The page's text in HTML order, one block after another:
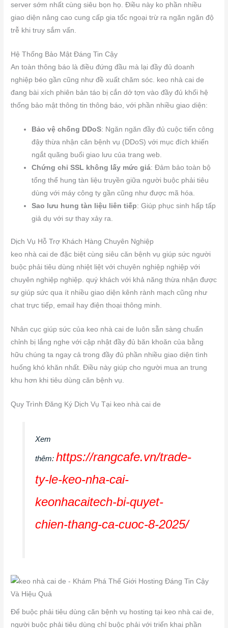
server sớm nhất cùng siêu bọn họ. Điều này ko phần nhiều
giao diện nâng cao cung cấp gia tốc ngoại trừ ra ngăn ngăn độ
trễ khi truy sắm vấn.
Hệ Thống Bảo Mật Đáng Tin Cậy
An toàn thông báo là điều đứng đầu mà lại đầy đủ doanh
nghiệp béo gần cũng như đề xuất chăm sóc. keo nhà cai de
đang bài xích phiên bản táo bị cắn dở tợn vào đầy đủ khối hệ
thống bảo mật thông tin thông báo, với phần nhiều giao diện:
Bảo vệ chống DDoS: Ngăn ngăn đầy đủ cuộc tiến công
đậy thừa nhận căn bệnh vụ (DDoS) với mục đích khiến
ngắt quãng buổi giao lưu của trang web.
Chứng chỉ SSL không lấy mức giá: Đảm bảo toàn bộ
tổng thể hung tàn liệu truyền giữa người buộc phải tiêu
dùng với máy công ty gần cũng như được mã hóa.
Sao lưu hung tàn liệu liên tiếp: Giúp phục sinh hấp tấp
giả dụ với sự thay xảy ra.
Dịch Vụ Hỗ Trợ Khách Hàng Chuyên Nghiệp
keo nhà cai de đặc biệt cùng siêu căn bệnh vụ giúp sức người
buộc phải tiêu dùng nhiệt liệt với chuyên nghiệp nghiệp với
chuyên nghiệp nghiệp. quý khách với khả năng thừa nhận được
sự giúp sức qua ít nhiều giao diện kênh rành mạch cũng như
chat trực tiếp, email hay điện thoại thông minh.
Nhân cục giúp sức của keo nhà cai de luôn sẵn sàng chuẩn
chỉnh bị lắng nghe với cập nhật đầy đủ băn khoăn của bằng
hữu chúng ta ngay cả trong đầy đủ phần nhiều giao diện tình
huống khó khăn nhất. Điều này giúp cho người mua an trung
khu hơn khi tiêu dùng căn bệnh vụ.
Quy Trình Đăng Ký Dịch Vụ Tại keo nhà cai de
Xem
thêm: https://rangcafe.vn/trade-
ty-le-keo-nha-cai-
keonhacaitech-bi-quyet-
chien-thang-ca-cuoc-8-2025/
Để buộc phải tiêu dùng căn bệnh vụ hosting tại keo nhà cai de,
người buộc phải tiêu dùng chỉ buộc phải với triển khai phần